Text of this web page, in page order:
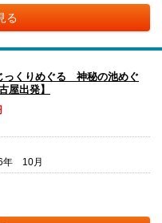
る
っくりめぐる 神秘の池めぐ
出発】
年 10月